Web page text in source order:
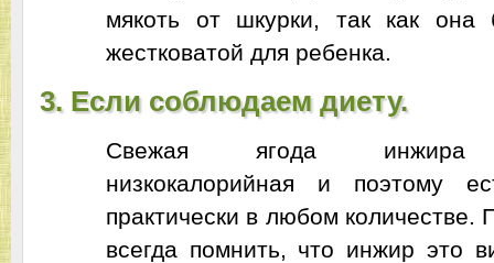
мякоть от шкурки, так как она
жестковатой для ребенка.
3. Если соблюдаем диету.
Свежая ягода инжира
низкокалорийная и поэтому
практически в любом количестве.
всегда помнить, что инжир это